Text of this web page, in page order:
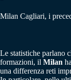
Milan Cagliari, i
Le statistiche parlano
formazioni, il Milan
una differenza reti